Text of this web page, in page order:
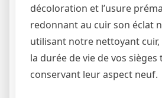
décoloration et l’usure
redonnant au cuir son éclat
utilisant notre nettoyant
la durée de vie de vos sièges
conservant leur aspect neuf.